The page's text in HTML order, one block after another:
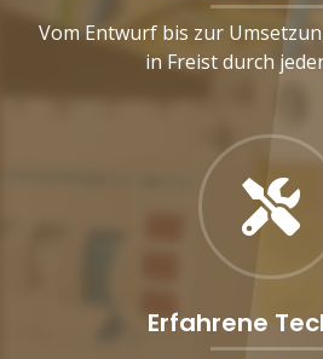
Vom Entwurf bis zur
in Freist durch
Erfahrene